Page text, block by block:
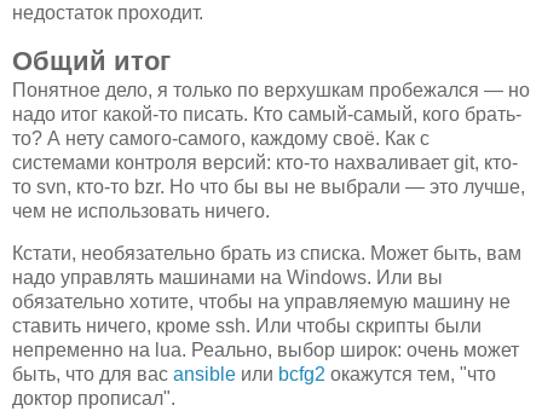
недостаток проходит.
Общий итог
Понятное дело, я только по верхушкам пробежался — но
надо итог какой-то писать. Кто самый-самый, кого брать-
то? А нету самого-самого, каждому своё. Как с
системами контроля версий: кто-то нахваливает git, кто-
то svn, кто-то bzr. Но что бы вы не выбрали — это лучше,
чем не использовать ничего.
Кстати, необязательно брать из списка. Может быть, вам
надо управлять машинами на Windows. Или вы
обязательно хотите, чтобы на управляемую машину не
ставить ничего, кроме ssh. Или чтобы скрипты были
непременно на lua. Реально, выбор широк: очень может
быть, что для вас ansible или bcfg2 окажутся тем, "что
доктор прописал".